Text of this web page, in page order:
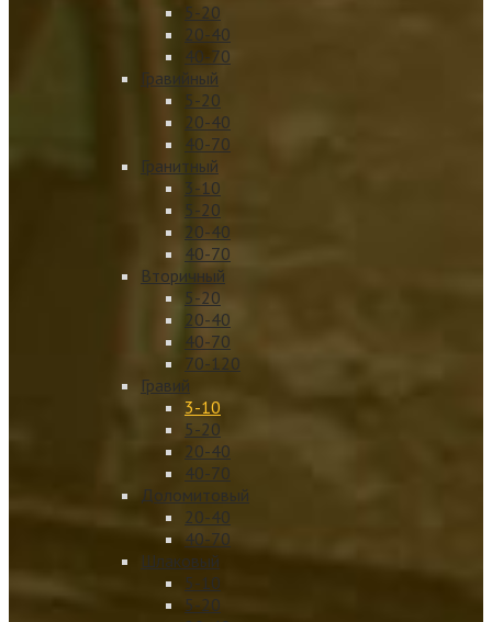
5-20
20-40
40-70
Гравийный
5-20
20-40
40-70
Гранитный
3-10
5-20
20-40
40-70
Вторичный
5-20
20-40
40-70
70-120
Гравий
3-10
5-20
20-40
40-70
Доломитовый
20-40
40-70
Шлаковый
5-10
5-20